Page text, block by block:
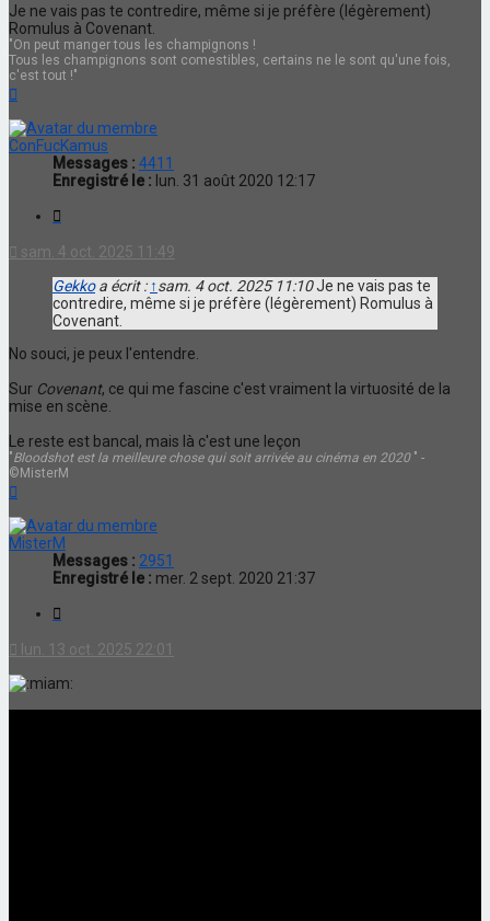
Je ne vais pas te contredire, même si je préfère (légèrement)
Romulus à Covenant.
"On peut manger tous les champignons !
Tous les champignons sont comestibles, certains ne le sont qu'une fois,
c'est tout !"
ConFucKamus
Messages : 4411
Enregistré le : lun. 31 août 2020 12:17
sam. 4 oct. 2025 11:49
Gekkoa écrit : ↑sam. 4 oct. 2025 11:10Je ne vais pas te
contredire, même si je préfère (légèrement) Romulus à
Covenant.
No souci, je peux l'entendre.
Sur Covenant, ce qui me fascine c'est vraiment la virtuosité de la
mise en scène.
Le reste est bancal, mais là c'est une leçon
"Bloodshot est la meilleure chose qui soit arrivée au cinéma en 2020 " -
©MisterM
MisterM
Messages : 2951
Enregistré le : mer. 2 sept. 2020 21:37
lun. 13 oct. 2025 22:01